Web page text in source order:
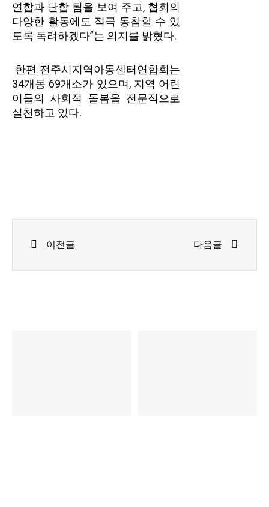
연합과 단합 됨을 보여 주고, 협회의
다양한 활동에도 적극 동참할 수 있
도록 독려하겠다”는 의지를 밝혔다.
한편 전주시지역아동센터연합회는
34개동 69개소가 있으며, 지역 어린
이들의 사회적 돌봄을 전문적으로
실천하고 있다.
이전글 다음글